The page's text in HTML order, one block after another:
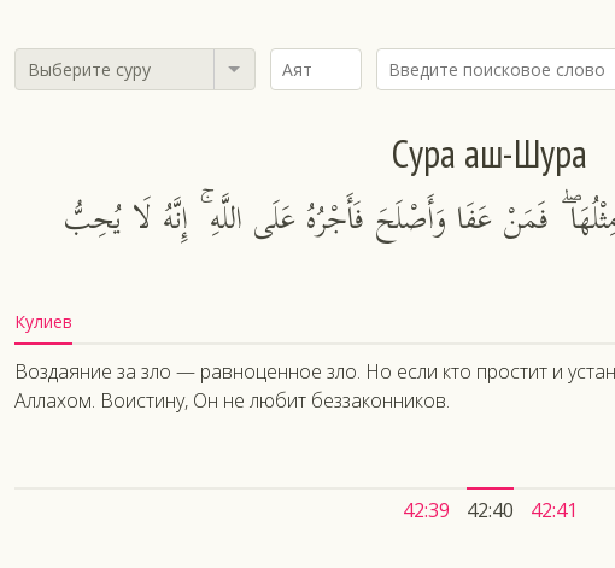
Выберите суру
Сура аш-Шура
فَمَنْ عَفَا وَأَصْلَحَ فَأَجْرُهُ عَلَى اللَّهِ ۚ إِنَّهُ لَا يُحِبُّ
Кулиев
Воздаяние за зло — равноценное зло. Но если кто простит и
Аллахом. Воистину, Он не любит беззаконников.
42:39 42:40 42:41